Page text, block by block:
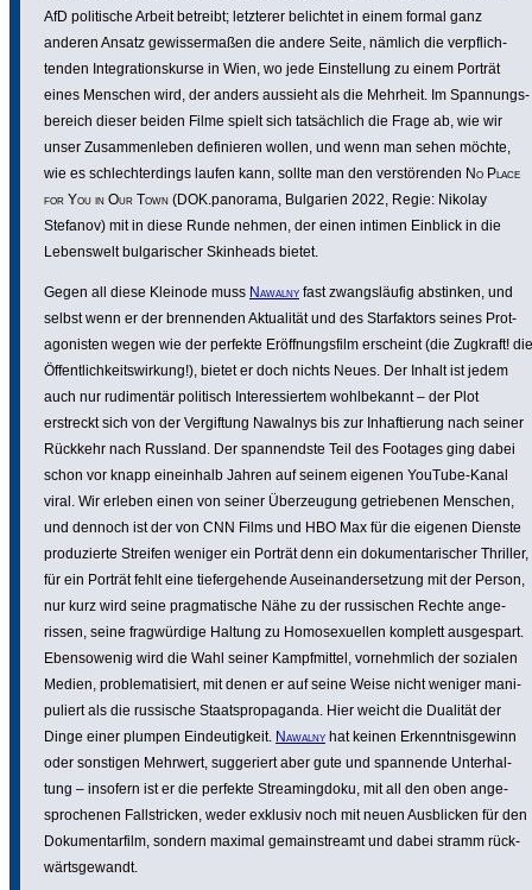
AfD poli­ti­sche Arbeit betreibt; letzterer belichtet in einem formal ganz
anderen Ansatz gewis­ser­maßen die andere Seite, nämlich die verpflich­
tenden Inte­gra­ti­ons­kurse in Wien, wo jede Einstel­lung zu einem Porträt
eines Menschen wird, der anders aussieht als die Mehrheit. Im Span­nungs­
be­reich dieser beiden Filme spielt sich tatsäch­lich die Frage ab, wie wir
unser Zusam­men­leben defi­nieren wollen, und wenn man sehen möchte,
wie es schlech­ter­dings laufen kann, sollte man den vers­tö­renden No Place
for You in Our Town (DOK.panorama, Bulgarien 2022, Regie: Nikolay
Stefanov) mit in diese Runde nehmen, der einen intimen Einblick in die
Lebens­welt bulga­ri­scher Skinheads bietet.
Gegen all diese Kleinode muss Nawalny fast zwangs­läufig abstinken, und
selbst wenn er der bren­nenden Aktua­lität und des Star­fak­tors seines Prot­
ago­nisten wegen wie der perfekte Eröff­nungs­film erscheint (die Zugkraft! die
Öffent­lich­keits­wir­kung!), bietet er doch nichts Neues. Der Inhalt ist jedem
auch nur rudi­mentär politisch Inter­es­siertem wohl­be­kannt – der Plot
erstreckt sich von der Vergif­tung Nawalnys bis zur Inhaf­tie­rung nach seiner
Rückkehr nach Russland. Der span­nendste Teil des Footages ging dabei
schon vor knapp einein­halb Jahren auf seinem eigenen YouTube-Kanal
viral. Wir erleben einen von seiner Über­zeu­gung getrie­benen Menschen,
und dennoch ist der von CNN Films und HBO Max für die eigenen Dienste
produ­zierte Streifen weniger ein Porträt denn ein doku­men­ta­ri­scher Thriller,
für ein Porträt fehlt eine tiefer­ge­hende Ausein­an­der­set­zung mit der Person,
nur kurz wird seine prag­ma­ti­sche Nähe zu der russi­schen Rechte ange­
rissen, seine frag­wür­dige Haltung zu Homo­se­xu­ellen komplett ausge­spart.
Eben­so­wenig wird die Wahl seiner Kampf­mittel, vornehm­lich der sozialen
Medien, proble­ma­ti­siert, mit denen er auf seine Weise nicht weniger mani­
pu­liert als die russische Staats­pro­pa­ganda. Hier weicht die Dualität der
Dinge einer plumpen Eindeu­tig­keit. Nawalny hat keinen Erkennt­nis­ge­winn
oder sonstigen Mehrwert, sugge­riert aber gute und spannende Unter­hal­
tung – insofern ist er die perfekte Strea­ming­doku, mit all den oben ange­
spro­chenen Fall­stri­cken, weder exklusiv noch mit neuen Ausbli­cken für den
Doku­men­tar­film, sondern maximal gemain­streamt und dabei stramm rück­
wärts­ge­wandt.